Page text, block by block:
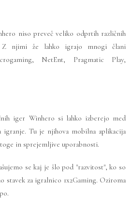
niso preveč veliko odprtih različnih
Z njimi že lahko igrajo mnogi člani
NetEnt, Pragmatic Play,
iger Winhero si lahko izberejo med
igranje. Tu je njihova mobilna aplikacija
in sprejemljive uporabnosti.
se kaj je šlo pod "razvitost", ko so
stavek za igralnico 1x2Gaming. Oziroma